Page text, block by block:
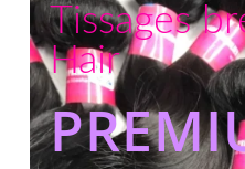
Tissages
Hair